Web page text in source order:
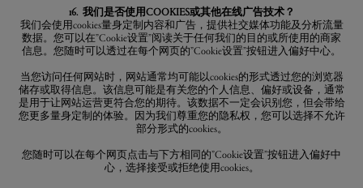
16. 我们是否使用COOKIES或其他在线广告技术？
我们会使用cookies量身定制内容和广告，提供社交媒体功能及分析流量
数据。您可以在”Cookie设置”阅读关于任何我们的目的或所使用的商家
信息。您随时可以透过在每个网页的”Cookie设置”按钮进入偏好中心。
当您访问任何网站时，网站通常均可能以cookies的形式透过您的浏览器
储存或取得信息。该信息可能是有关您的个人信息、偏好或设备，通常
是用于让网站运营更符合您的期待。该数据不一定会识别您，但会带给
您更多量身定制的体验。因为我们尊重您的隐私权，您可以选择不允许
部分形式的cookies。
您随时可以在每个网页点击与下方相同的”Cookie设置”按钮进入偏好中
心，选择接受或拒绝使用cookies。